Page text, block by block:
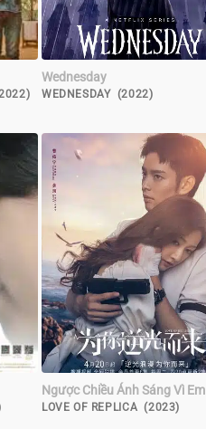
Wednesday
WEDNESDAY (2022)
Ngược Chiều Ánh Sáng Vì Em
LOVE OF REPLICA (2023)